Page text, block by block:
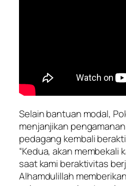
Selain bantuan modal,
menjanjikan
pedagang kembali
“Kedua, akan membekali
saat kami beraktivitas
Alhamdulillah